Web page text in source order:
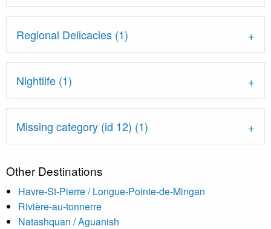
Regional Delicacies (1)
Nightlife (1)
Missing category (id 12) (1)
Other Destinations
Havre-St-Pierre / Longue-Pointe-de-Mingan
Rivière-au-tonnerre
Natashquan / Aguanish